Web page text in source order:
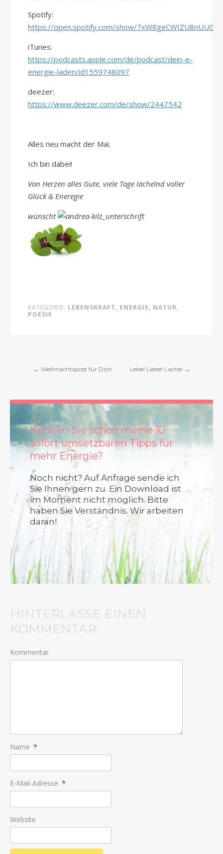
Spotify:
https://open.spotify.com/show/
iTunes:
https://podcasts.apple.com/de/podcast/dein-e-
energie-laden/id1559748097
deezer:
https://www.deezer.com/de/show/2447542
Alles neu macht der Mai.
Ich bin dabei!
Von Herzen alles Gute, viele Tage lächelnd voller
Glück & Eneregie
wünscht
KATEGORIE: LEBENSKRAFT, ENERGIE, NATUR,
POESIE
← Weihnachtspost für Dich Lebe! Liebe! Lache! →
Kennen Sie schon meine 10
sofort umsetzbaren Tipps für
mehr Energie?
Noch nicht? Auf Anfrage sende ich
Sie Ihnen gern zu. Ein Download ist
im Moment nicht möglich. Bitte
haben Sie Verständnis. Wir arbeiten
daran!
HINTERLASSE EINEN
KOMMENTAR
Kommentar
Name *
E-Mail-Adresse *
Website